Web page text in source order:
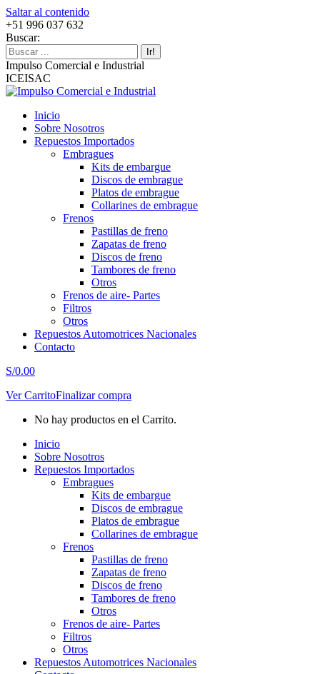
Saltar al contenido
+51 996 037 632
Buscar:
Impulso Comercial e Industrial
ICEISAC
Inicio
Sobre Nosotros
Repuestos Importados
Embragues
Kits de embargue
Discos de embrague
Platos de embrague
Collarines de embrague
Frenos
Pastillas de freno
Zapatas de freno
Discos de freno
Tambores de freno
Otros
Frenos de aire- Partes
Filtros
Otros
Repuestos Automotrices Nacionales
Contacto
S/0.00
Ver CarritoFinalizar compra
No hay productos en el Carrito.
Inicio
Sobre Nosotros
Repuestos Importados
Embragues
Kits de embargue
Discos de embrague
Platos de embrague
Collarines de embrague
Frenos
Pastillas de freno
Zapatas de freno
Discos de freno
Tambores de freno
Otros
Frenos de aire- Partes
Filtros
Otros
Repuestos Automotrices Nacionales